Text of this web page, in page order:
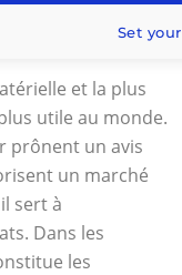
l’Empire
et la perfection.
et la plus
utile au monde.
prônent un avis
un marché
sert à
Dans les
les
Set